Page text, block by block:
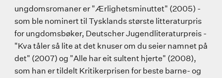
ungdomsromaner er "Ærlighetsminuttet" (2005) -
som ble nominert til Tysklands største litteraturpris
for ungdomsbøker, Deutscher Jugendliteraturpreis -
"Kva tåler så lite at det knuser om du seier namnet på
det" (2007) og "Alle har eit sultent hjerte" (2008),
som han er tildelt Kritikerprisen for beste barne- og